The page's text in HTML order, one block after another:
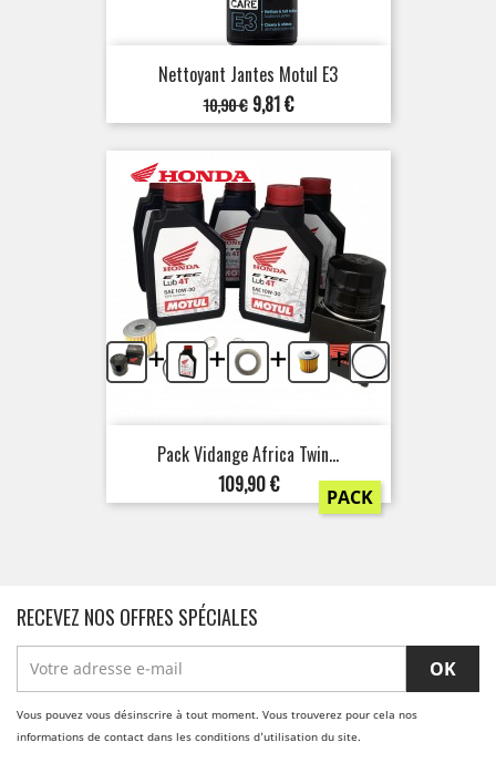
Nettoyant Jantes Motul E3
Prix
de
base
10,90 € Prix
9,81 €
+ + + +
Pack Vidange Africa Twin...
Prix
109,90 € PACK
RECEVEZ NOS OFFRES SPÉCIALES
Vous pouvez vous désinscrire à tout moment. Vous trouverez pour cela nos
informations de contact dans les conditions d'utilisation du site.